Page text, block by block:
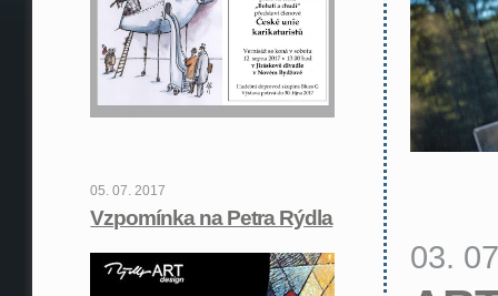
05. 07. 2017
Vzpomínka na Petra Rýdla
03.